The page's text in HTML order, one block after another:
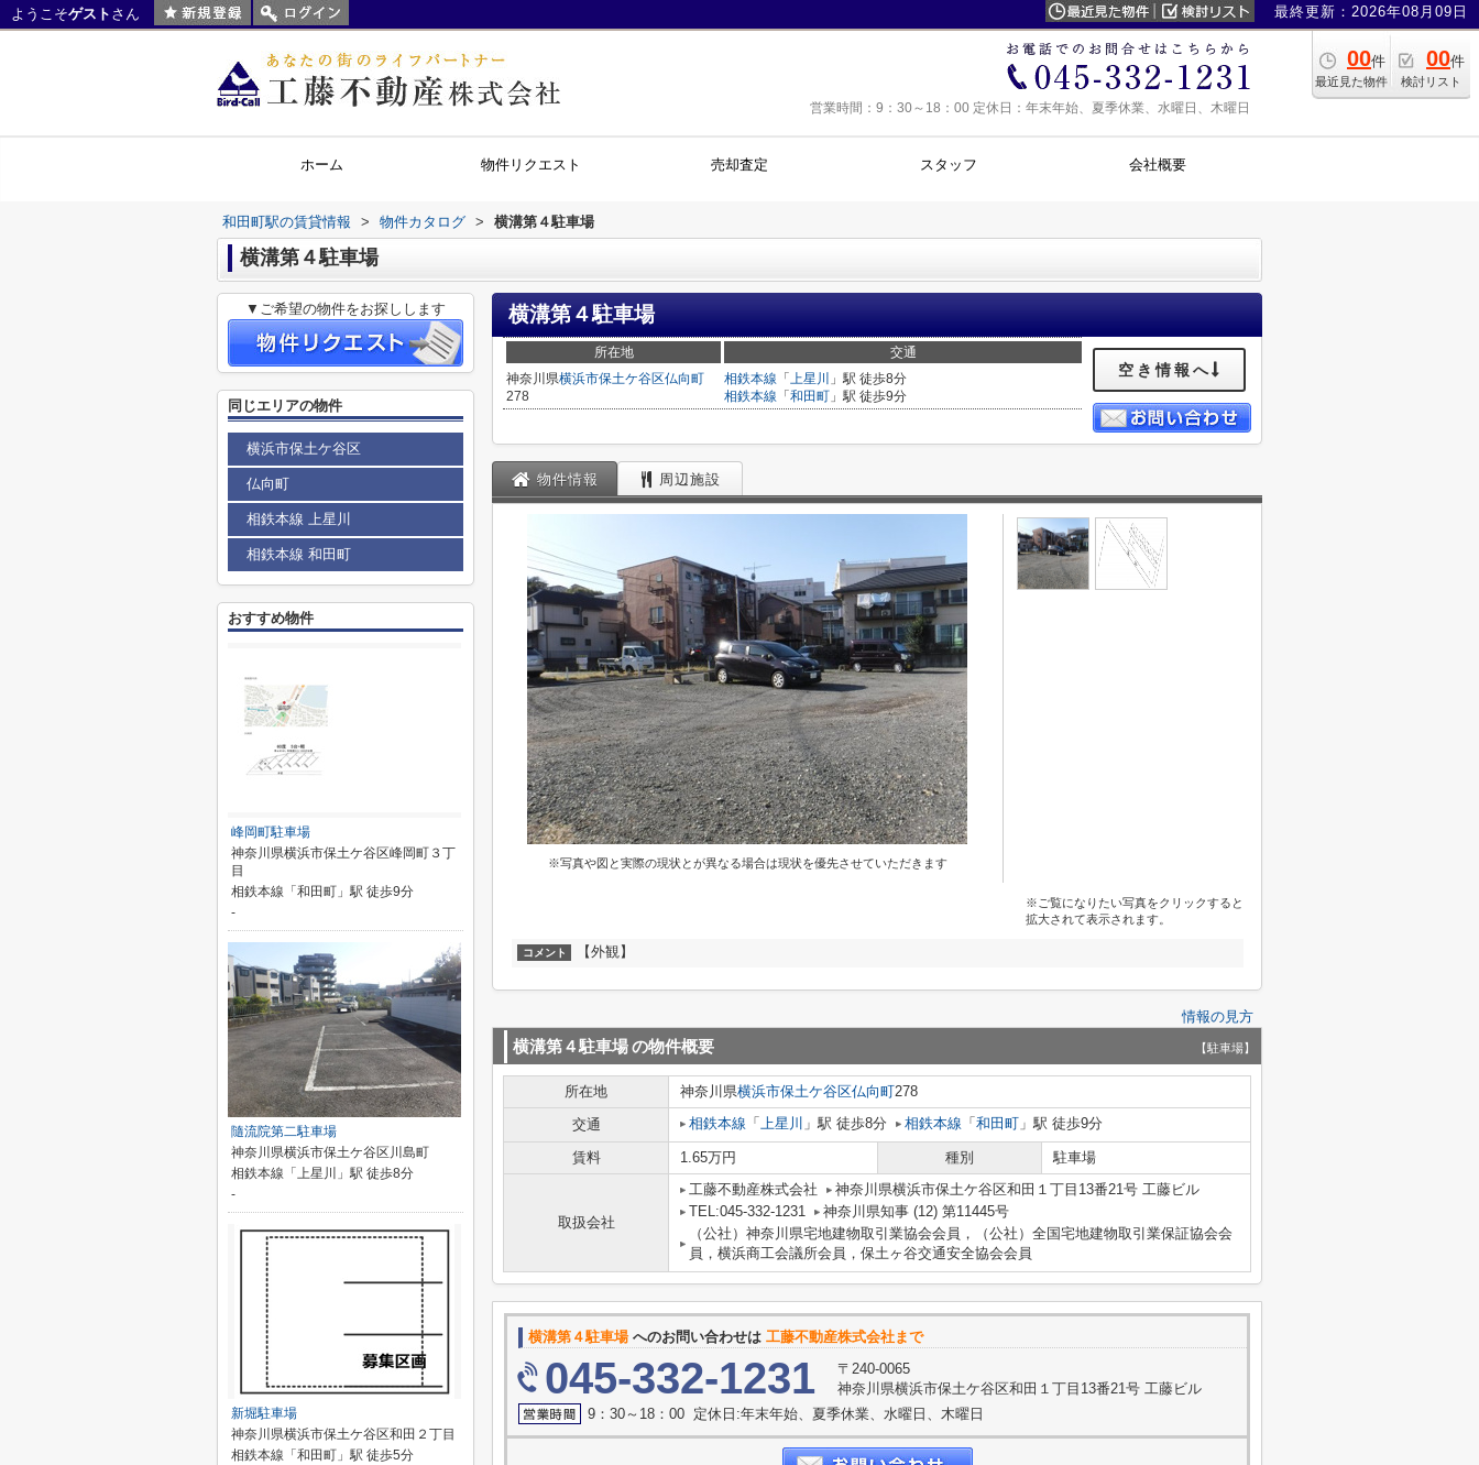
ようこそゲスト さん 最終更新：2026年08月09日
00件
最近見た物件
00件
検討リスト
営業時間：9：30～18：00 定休日：年末年始、夏季休業、水曜日、木曜日
ホーム 物件リクエスト 売却査定 スタッフ 会社概要
和田町駅の賃貸情報 > 物件カタログ > 横溝第４駐車場
横溝第４駐車場
横溝第４駐車場
所在地
交通
神奈川県横浜市保土ケ谷区仏向町
278
相鉄本線 「 上星川
」駅 徒歩8分
相鉄本線 「 和田町 」駅 徒歩9分
空き情報へ
物件情報 周辺施設
※写真や図と実際の現状とが異なる場合は現状を優先させていただきます
※ご覧になりたい写真をクリックすると
拡大されて表示されます。
コメント 【外観】
情報の見方
横溝第４駐車場の物件概要 【駐車場】
所在地 神奈川県横浜市保土ケ谷区仏向町278
交通
相鉄本線 「 上星川 」駅 徒歩8分 相鉄本線 「 和田町 」駅 徒歩9分
賃料 1.65万円 種別 駐車場
取扱会社
工藤不動産株式会社
神奈川県横浜市保土ケ谷区和田１丁目13番21号 工藤ビル
TEL:045-332-1231
神奈川県知事 (12) 第11445号
（公社）神奈川県宅地建物取引業協会会員，（公社）全国宅地建物取引業保証協会会
員，横浜商工会議所会員，保土ヶ谷交通安全協会会員
横溝第４駐車場へのお問い合わせは 工藤不動産株式会社まで
045-332-1231
〒240-0065
神奈川県横浜市保土ケ谷区和田１丁目13番21号 工藤ビル
9：30～18：00 定休日:年末年始、夏季休業、水曜日、木曜日
▼ご希望の物件をお探しします
同じエリアの物件
横浜市保土ケ谷区
仏向町
相鉄本線 上星川
相鉄本線 和田町
おすすめ物件
峰岡町駐車場
神奈川県横浜市保土ケ谷区峰岡町３丁
目
相鉄本線「和田町」駅 徒歩9分
-
隨流院第二駐車場
神奈川県横浜市保土ケ谷区川島町
相鉄本線「上星川」駅 徒歩8分
-
新堀駐車場
神奈川県横浜市保土ケ谷区和田２丁目
相鉄本線「和田町」駅 徒歩5分